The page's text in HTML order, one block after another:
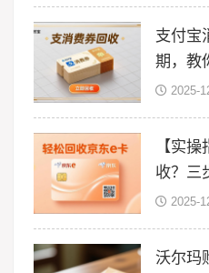
支付宝
期，教
2025-
【实
收？三
2025-
沃尔玛